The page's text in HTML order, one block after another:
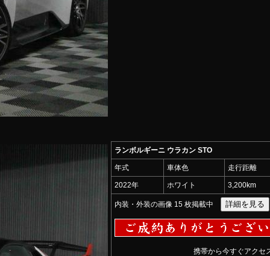
ランボルギーニ ウラカン STO
年式 車体色 走行距離
2022年 ホワイト 3,200km
内装・外装の画像 15 枚掲載中
携帯から今すぐアクセ